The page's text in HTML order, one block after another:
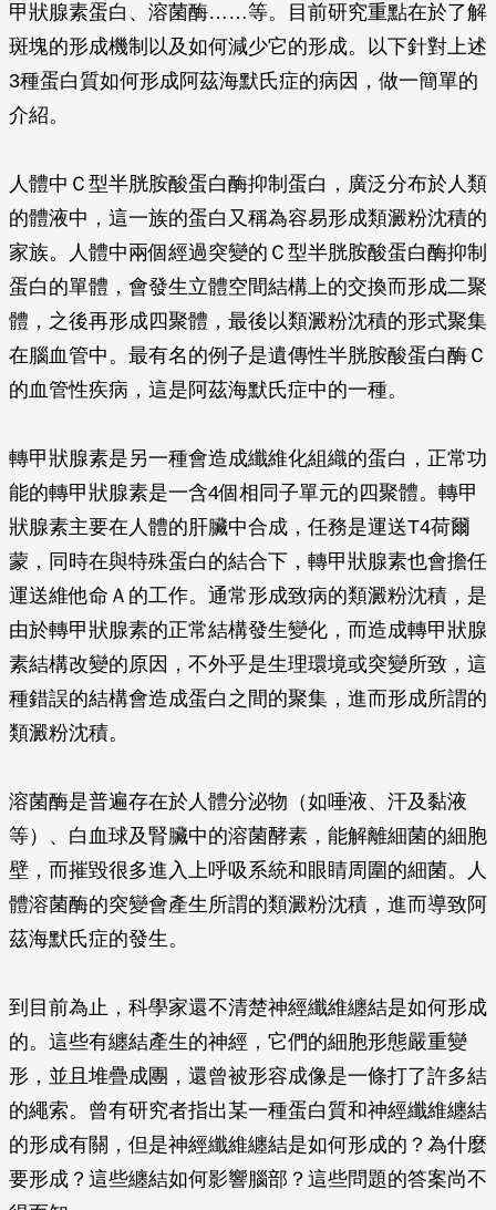
甲狀腺素蛋白、溶菌酶……等。目前研究重點在於了解
斑塊的形成機制以及如何減少它的形成。以下針對上述
3種蛋白質如何形成阿茲海默氏症的病因，做一簡單的
介紹。
人體中Ｃ型半胱胺酸蛋白酶抑制蛋白，廣泛分布於人類
的體液中，這一族的蛋白又稱為容易形成類澱粉沈積的
家族。人體中兩個經過突變的Ｃ型半胱胺酸蛋白酶抑制
蛋白的單體，會發生立體空間結構上的交換而形成二聚
體，之後再形成四聚體，最後以類澱粉沈積的形式聚集
在腦血管中。最有名的例子是遺傳性半胱胺酸蛋白酶Ｃ
的血管性疾病，這是阿茲海默氏症中的一種。
轉甲狀腺素是另一種會造成纖維化組織的蛋白，正常功
能的轉甲狀腺素是一含4個相同子單元的四聚體。轉甲
狀腺素主要在人體的肝臟中合成，任務是運送T4荷爾
蒙，同時在與特殊蛋白的結合下，轉甲狀腺素也會擔任
運送維他命Ａ的工作。通常形成致病的類澱粉沈積，是
由於轉甲狀腺素的正常結構發生變化，而造成轉甲狀腺
素結構改變的原因，不外乎是生理環境或突變所致，這
種錯誤的結構會造成蛋白之間的聚集，進而形成所謂的
類澱粉沈積。
溶菌酶是普遍存在於人體分泌物（如唾液、汗及黏液
等）、白血球及腎臟中的溶菌酵素，能解離細菌的細胞
壁，而摧毀很多進入上呼吸系統和眼睛周圍的細菌。人
體溶菌酶的突變會產生所謂的類澱粉沈積，進而導致阿
茲海默氏症的發生。
到目前為止，科學家還不清楚神經纖維纏結是如何形成
的。這些有纏結產生的神經，它們的細胞形態嚴重變
形，並且堆疊成團，還曾被形容成像是一條打了許多結
的繩索。曾有研究者指出某一種蛋白質和神經纖維纏結
的形成有關，但是神經纖維纏結是如何形成的？為什麼
要形成？這些纏結如何影響腦部？這些問題的答案尚不